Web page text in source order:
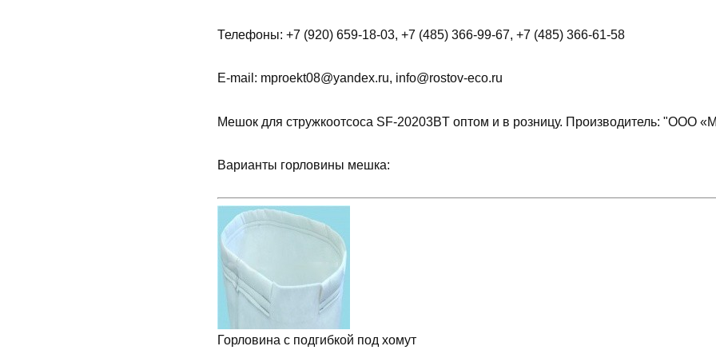
Телефоны: +7 (920) 659-18-03, +7 (485) 366-99-67, +7 (485) 366-61-58
E-mail: mproekt08@yandex.ru, info@rostov-eco.ru
Мешок для стружкоотсоса SF-20203BT оптом и в розницу. Производитель: "ООО
Варианты горловины мешка:
Горловина с подгибкой под хомут